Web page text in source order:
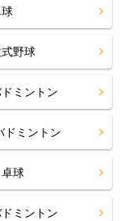
野球
ミントン
ミントン
球
ミントン